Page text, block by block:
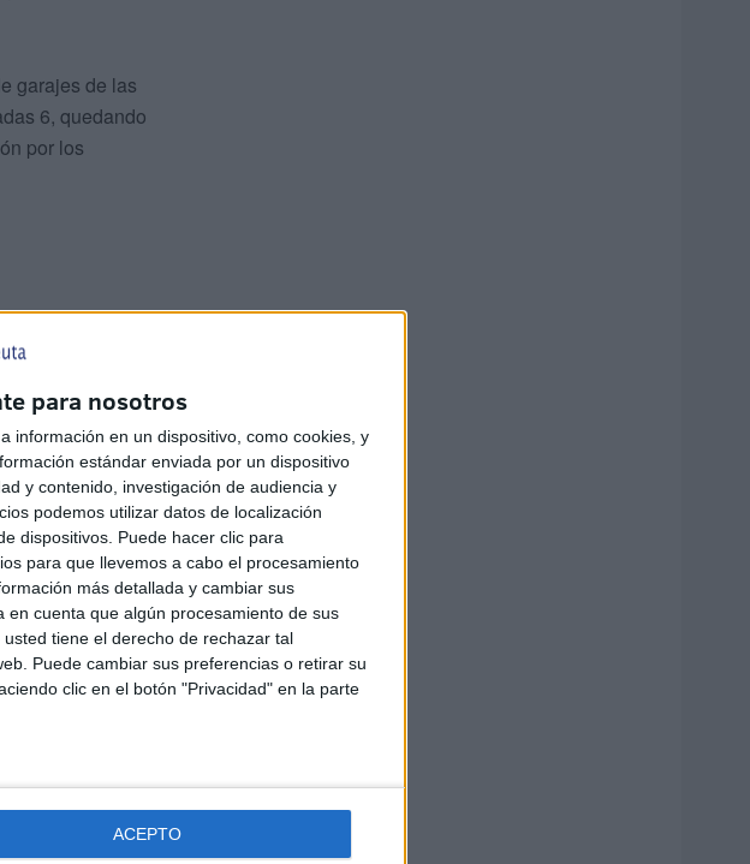
para nosotros
información en un dispositivo, como cookies, y
estándar enviada por un dispositivo
y contenido, investigación de audiencia y
podemos utilizar datos de localización
dispositivos. Puede hacer clic para
para que llevemos a cabo el procesamiento
más detallada y cambiar sus
en cuenta que algún procesamiento de sus
tiene el derecho de rechazar tal
Puede cambiar sus preferencias o retirar su
clic en el botón "Privacidad" en la parte
ACEPTO
garajes de las
6, quedando
por los
tres
inquilinos
el